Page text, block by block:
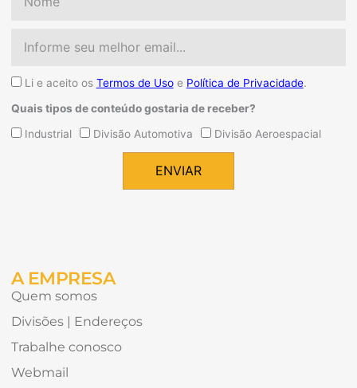
AceiteLi e aceito os Termos de Usoe Política de Privacidade.
Quais tipos de conteúdo gostaria de receber?
QuaisIndustrial Divisão Automotiva Divisão Aeroespacial
ENVIAR
A EMPRESA
Quem somos
Divisões | Endereços
Trabalhe conosco
Webmail